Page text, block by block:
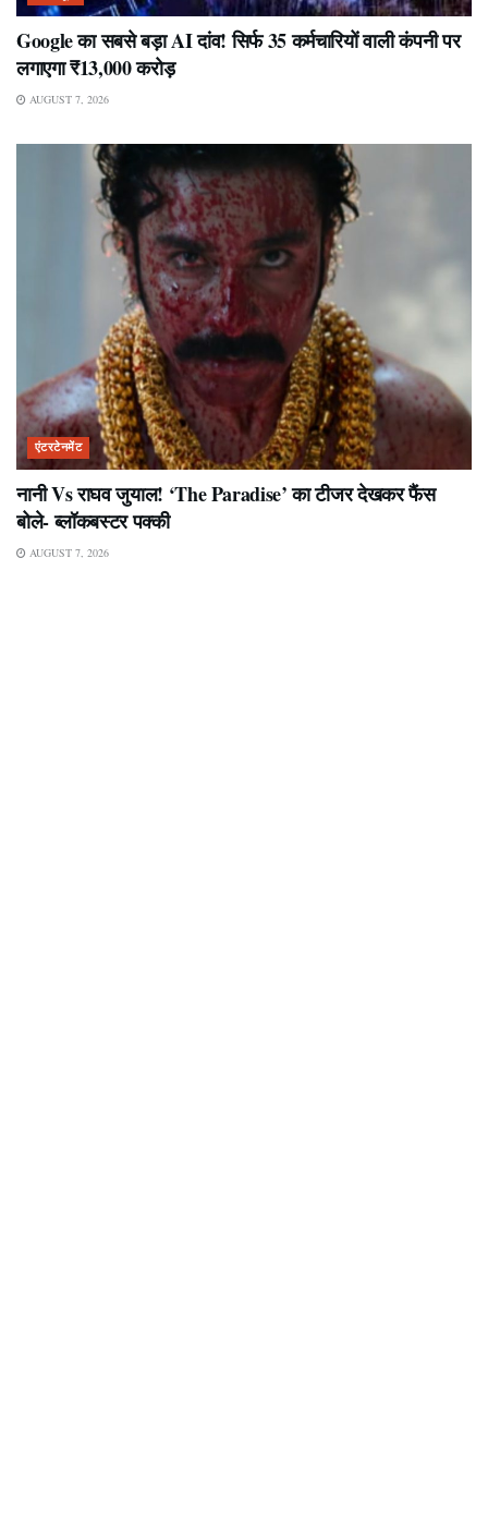
Google का सबसे बड़ा AI दांव! सिर्फ 35 कर्मचारियों वाली कंपनी पर
लगाएगा ₹13,000 करोड़
AUGUST 7, 2026
एंटरटेनमेंट
नानी Vs राघव जुयाल! ‘The Paradise’ का टीजर देखकर फैंस
बोले- ब्लॉकबस्टर पक्की
AUGUST 7, 2026